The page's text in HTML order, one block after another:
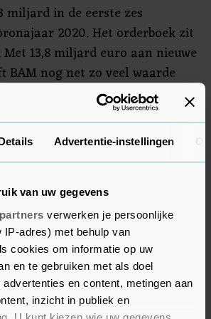
Advertentie-instellingen
van uw gegevens
verwerken je persoonlijke
IP-adres) met behulp van
cookies om informatie op uw
en te gebruiken met als doel
en content, metingen aan
inzicht in publiek en
miljard in de eerste zes
2020. Het orderboek zit
13,8 miljard euro aan nieuwe
BAM nog net zo veel waarde
als eind vorig jaar.
risico's
winst, waarbij zaken
lasten en baten en
niet meetellen, kwam uit
Onder de streep bleef een
euro over. Een jaar eerder
van 234,5 miljoen euro de